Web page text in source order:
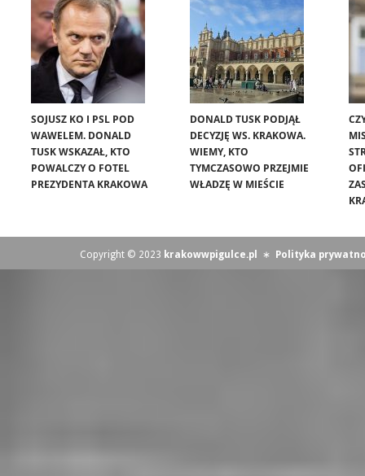
SOJUSZ KO I PSL POD
WAWELEM. DONALD
TUSK WSKAZAŁ, KTO
POWALCZY O FOTEL
PREZYDENTA KRAKOWA
DONALD TUSK PODJĄŁ
DECYZJĘ WS. KRAKOWA.
WIEMY, KTO
TYMCZASOWO PRZEJMIE
WŁADZĘ W MIEŚCIE
Copyright © 2023 krakowwpigulce.pl ∗ Polityka